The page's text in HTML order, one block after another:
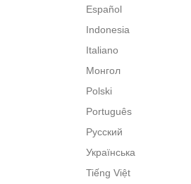
Español
Indonesia
Italiano
Монгол
Polski
Português
Русский
Українська
Tiếng Việt